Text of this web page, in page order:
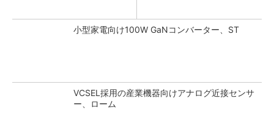
小型家電向け100W GaNコンバーター、ST
VCSEL採用の産業機器向けアナログ近接センサ
ー、ローム